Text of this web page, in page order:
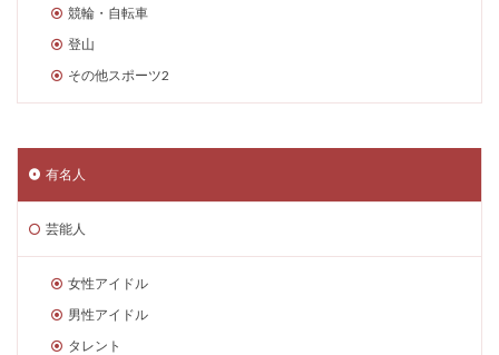
競輪・自転車
登山
その他スポーツ2
有名人
芸能人
女性アイドル
男性アイドル
タレント